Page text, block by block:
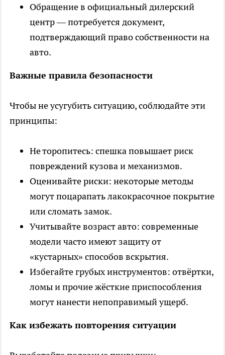
Обращение в официальный дилерский
центр — потребуется документ,
подтверждающий право собственности на
авто.
Важные правила безопасности
Чтобы не усугубить ситуацию, соблюдайте эти
принципы:
Не торопитесь: спешка повышает риск
повреждений кузова и механизмов.
Оценивайте риски: некоторые методы
могут поцарапать лакокрасочное покрытие
или сломать замок.
Учитывайте возраст авто: современные
модели часто имеют защиту от
«кустарных» способов вскрытия.
Избегайте грубых инструментов: отвёртки,
ломы и прочие жёсткие приспособления
могут нанести непоправимый ущерб.
Как избежать повторения ситуации